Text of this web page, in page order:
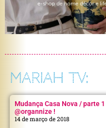
MARIAH TV:
Mudança Casa Nova / parte
@organnize !
14 de março de 2018